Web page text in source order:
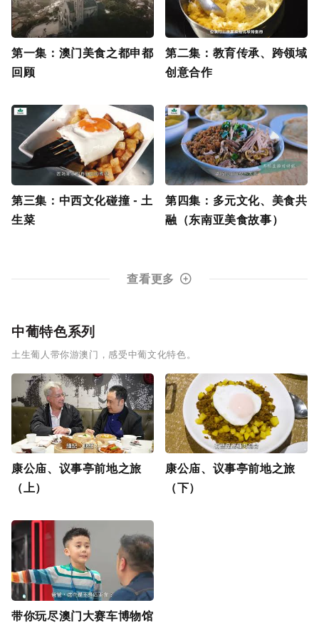
第一集：澳门美食之都申都
回顾
第二集：教育传承、跨领域
创意合作
第三集：中西文化碰撞 - 土
生菜
第四集：多元文化、美食共
融（东南亚美食故事）
查看更多
中葡特色系列
土生葡人带你游澳门，感受中葡文化特色。
康公庙、议事亭前地之旅
（上）
康公庙、议事亭前地之旅
（下）
带你玩尽澳门大赛车博物馆